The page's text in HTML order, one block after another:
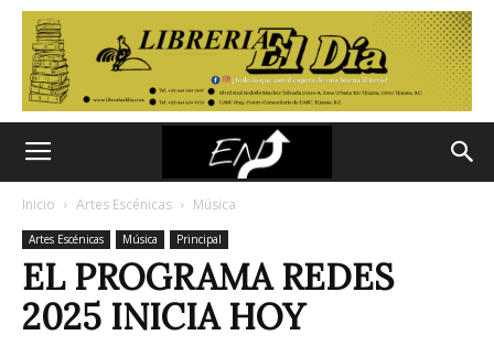
Inicio Artes Escénicas Música
Artes Escénicas Música Principal
EL PROGRAMA REDES
2025 INICIA HOY